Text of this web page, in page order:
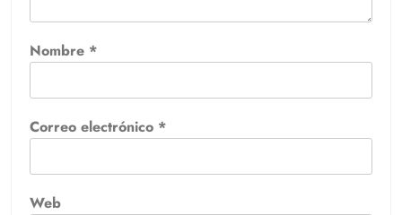
Nombre *
Correo electrónico *
Web